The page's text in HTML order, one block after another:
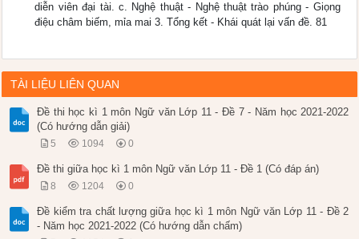
diễn viên đại tài. c. Nghệ thuật - Nghệ thuật trào phúng - Giọng
điệu châm biếm, mỉa mai 3. Tổng kết - Khái quát lại vấn đề. 81
TÀI LIỆU LIÊN QUAN
Đề thi học kì 1 môn Ngữ văn Lớp 11 - Đề 7 - Năm học 2021-2022
(Có hướng dẫn giải)
5 1094 0
Đề thi giữa học kì 1 môn Ngữ văn Lớp 11 - Đề 1 (Có đáp án)
8 1204 0
Đề kiểm tra chất lượng giữa học kì 1 môn Ngữ văn Lớp 11 - Đề 2
- Năm học 2021-2022 (Có hướng dẫn chấm)